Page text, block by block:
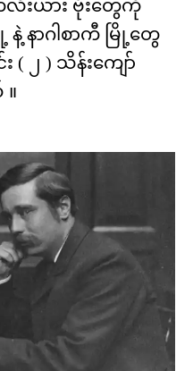
းယား ဗုံးတွေကို
နဲ့ နာဂါစာကီ မြို့တွေ
( ၂ ) သိန်းကျော်